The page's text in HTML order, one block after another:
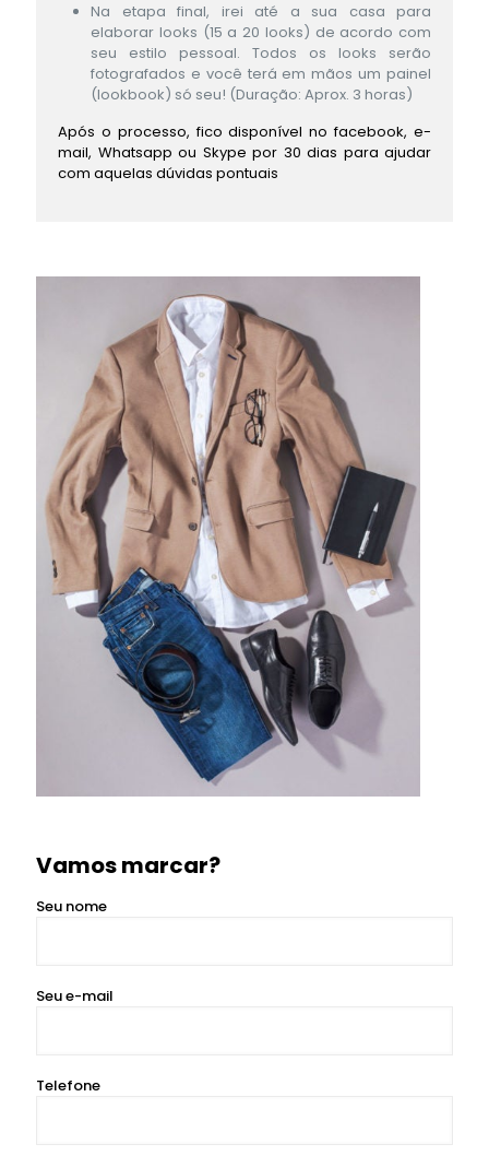
Na etapa final, irei até a sua casa para
elaborar looks (15 a 20 looks) de acordo com
seu estilo pessoal. Todos os looks serão
fotografados e você terá em mãos um painel
(lookbook) só seu! (Duração: Aprox. 3 horas)
Após o processo, fico disponível no facebook, e-
mail, Whatsapp ou Skype por 30 dias para ajudar
com aquelas dúvidas pontuais
Vamos marcar?
Seu nome
Seu e-mail
Telefone